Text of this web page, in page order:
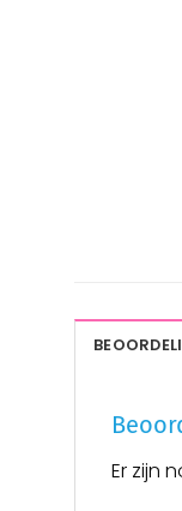
Er zijn